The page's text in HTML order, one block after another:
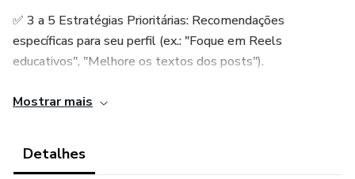
✅ 3 a 5 Estratégias Prioritárias: Recomendações
específicas para seu perfil (ex.: "Foque em Reels
educativos", "Melhore os textos dos posts").
✅ Próximos Passos Açãoáveis: Um mini-plano do que
✅ Bônus: Uma dica extra como "Lista de Ferramentas
Mostrar mais
Detalhes